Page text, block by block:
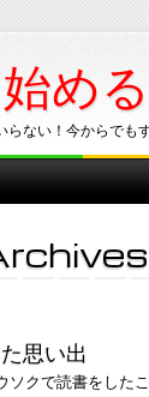
め
ない！今からでも
思い出
ソクで読書をした